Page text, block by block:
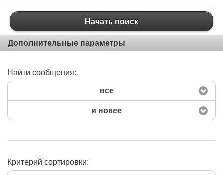
Начать поиск
Дополнительные параметры
Найти сообщения:
все
и новее
Критерий сортировки: